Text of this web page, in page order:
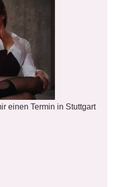
einen Termin in Stuttgart